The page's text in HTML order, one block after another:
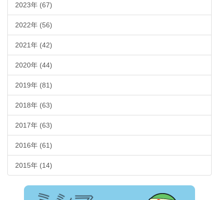
2023年 (67)
2022年 (56)
2021年 (42)
2020年 (44)
2019年 (81)
2018年 (63)
2017年 (63)
2016年 (61)
2015年 (14)